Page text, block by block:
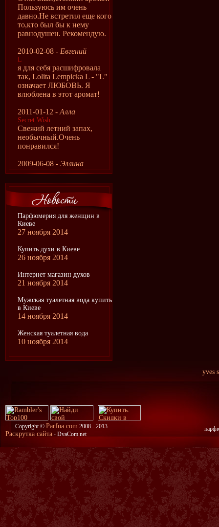
Пользуюсь им очень
давно.Не встретил еще кого
то,кто был бы к нему
равнодушен. Рекомендую.
2010-02-08 - Евгений
L
я для себя расшифровала
так, Lolita Lempicka L - "L"
означает ЛЮБОВЬ. Я
влюблена в этот аромат!
2011-01-12 - Алла
Secret Wish
Свежий летний запах,
необычный.Очень
понравился!
2009-06-08 - Эллина
Парфюмерия для женщин в
Киеве
27 ноября 2014
Купить духи в Киеве
26 ноября 2014
Интернет магазин духов
21 ноября 2014
Мужская туалетная вода купить
в Киеве
14 ноября 2014
Женская туалетная вода
10 ноября 2014
yves
Copyright © Parfua.com 2008 - 2013
Раскрутка сайта - DvaCom.net